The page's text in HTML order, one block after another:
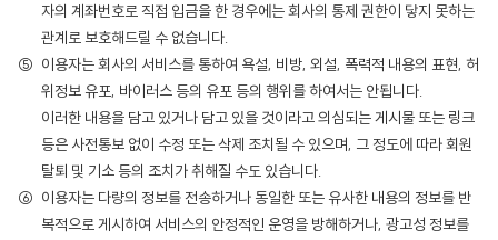
자의 계좌번호로 직접 입금을 한 경우에는 회사의 통제 권한이 닿지 못하는
관계로 보호해드릴 수 없습니다.
이용자는 회사의 서비스를 통하여 욕설, 비방, 외설, 폭력적 내용의 표현, 허
위정보 유포, 바이러스 등의 유포 등의 행위를 하여서는 안됩니다.
이러한 내용을 담고 있거나 담고 있을 것이라고 의심되는 게시물 또는 링크
등은 사전통보 없이 수정 또는 삭제 조치될 수 있으며, 그 정도에 따라 회원
탈퇴 및 기소 등의 조치가 취해질 수도 있습니다.
이용자는 다량의 정보를 전송하거나 동일한 또는 유사한 내용의 정보를 반
복적으로 게시하여 서비스의 안정적인 운영을 방해하거나, 광고성 정보를